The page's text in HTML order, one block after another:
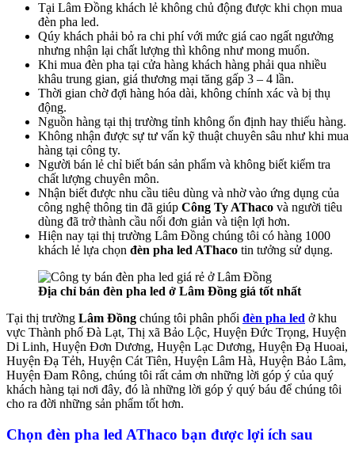
Tại Lâm Đồng khách lẻ không chủ động được khi chọn mua
đèn pha led.
Qúy khách phải bỏ ra chi phí với mức giá cao ngất ngưởng
nhưng nhận lại chất lượng thì không như mong muốn.
Khi mua đèn pha tại cửa hàng khách hàng phải qua nhiều
khâu trung gian, giá thương mại tăng gấp 3 – 4 lần.
Thời gian chờ đợi hàng hóa dài, không chính xác và bị thụ
động.
Nguồn hàng tại thị trường tỉnh không ổn định hay thiếu hàng.
Không nhận được sự tư vấn kỹ thuật chuyên sâu như khi mua
hàng tại công ty.
Người bán lẻ chỉ biết bán sản phẩm và không biết kiểm tra
chất lượng chuyên môn.
Nhận biết được nhu cầu tiêu dùng và nhờ vào ứng dụng của
công nghệ thông tin đã giúp Công Ty AThaco và người tiêu
dùng đã trở thành cầu nối đơn giản và tiện lợi hơn.
Hiện nay tại thị trường Lâm Đồng chúng tôi có hàng 1000
khách lẻ lựa chọn đèn pha led AThaco tin tưởng sử dụng.
Địa chỉ bán đèn pha led ở Lâm Đồng giá tốt nhất
Tại thị trường Lâm Đồng chúng tôi phân phối đèn pha led ở khu
vực Thành phố Đà Lạt, Thị xã Bảo Lộc, Huyện Đức Trọng, Huyện
Di Linh, Huyện Đơn Dương, Huyện Lạc Dương, Huyện Đạ Huoai,
Huyện Đạ Tẻh, Huyện Cát Tiên, Huyện Lâm Hà, Huyện Bảo Lâm,
Huyện Đam Rông, chúng tôi rất cảm ơn những lời góp ý của quý
khách hàng tại nơi đây, đó là những lời góp ý quý báu để chúng tôi
cho ra đời những sản phẩm tốt hơn.
Chọn đèn pha led AThaco bạn được lợi ích sau